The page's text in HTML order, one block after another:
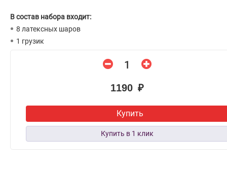
В состав набора входит:
8 латексных шаров
1 грузик
1190 ₽
Купить